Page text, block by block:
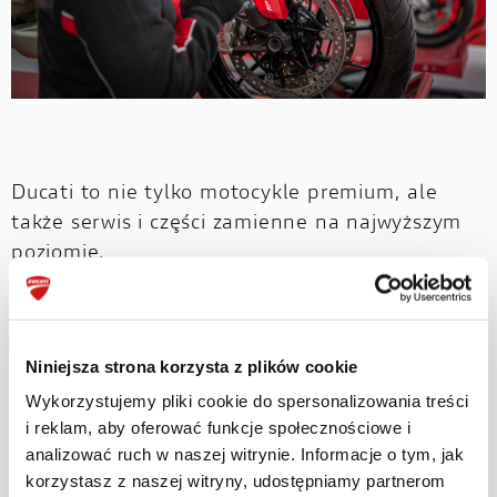
Niniejsza strona korzysta z plików cookie
Wykorzystujemy pliki cookie do spersonalizowania treści
i reklam, aby oferować funkcje społecznościowe i
analizować ruch w naszej witrynie. Informacje o tym, jak
korzystasz z naszej witryny, udostępniamy partnerom
Ducati to nie tylko motocykle premium, ale
także serwis i części zamienne na najwyższym
poziomie.
Ducati Service to także dobrze wyszkoleni
swoje kwalifikacje na szkoleniach w Polsce i we
Włoszech.
Wychodząc naprzeciw oczekiwaniom Klientów,
dla których ważna jest nie tylko jakość, ale